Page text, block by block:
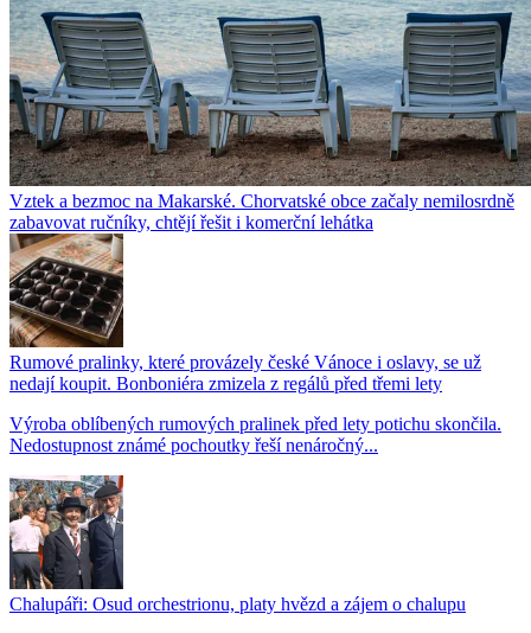
Vztek a bezmoc na Makarské. Chorvatské obce začaly nemilosrdně
zabavovat ručníky, chtějí řešit i komerční lehátka
Rumové pralinky, které provázely české Vánoce i oslavy, se už
nedají koupit. Bonboniéra zmizela z regálů před třemi lety
Výroba oblíbených rumových pralinek před lety potichu skončila.
Nedostupnost známé pochoutky řeší nenáročný...
Chalupáři: Osud orchestrionu, platy hvězd a zájem o chalupu